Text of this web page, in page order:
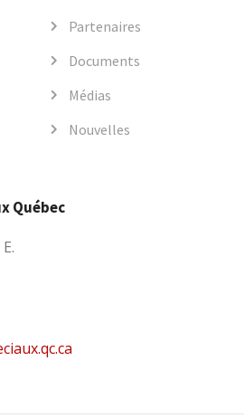
Partenaires
Documents
Médias
Nouvelles
Québec